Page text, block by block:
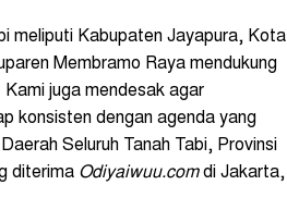
meliputi Kabupaten Jayapura, Kota
Membramo Raya mendukung
juga mendesak agar
konsisten dengan agenda yang
Seluruh Tanah Tabi, Provinsi
diterima Odiyaiwuu.comdi Jakarta,